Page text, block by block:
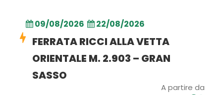
09/08/2026 22/08/2026
FERRATA RICCI ALLA VETTA
ORIENTALE M. 2.903 – GRAN
SASSO
A partire da